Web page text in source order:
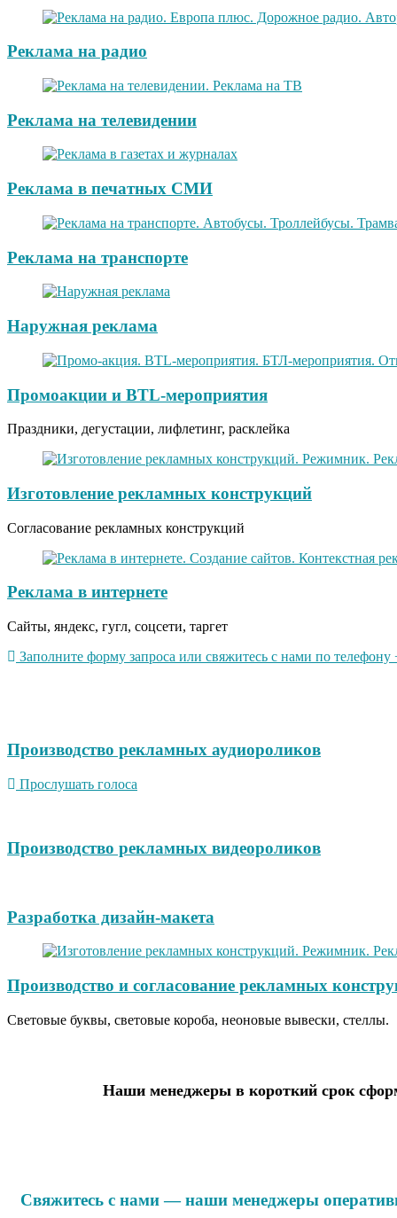
Реклама на радио
Реклама на телевидении
Реклама в печатных СМИ
Реклама на транспорте
Наружная реклама
Промоакции и BTL-мероприятия
Праздники, дегустации, лифлетинг, расклейка
Изготовление рекламных конструкций
Согласование рекламных конструкций
Реклама в интернете
Сайты, яндекс, гугл, соцсети, таргет
Заполните форму запроса или свяжитесь с нами по
Производство рекламных аудиороликов
Прослушать голоса
Производство рекламных видеороликов
Разработка дизайн-макета
Производство и согласование рекламных
Световые буквы, световые короба, неоновые вывески, стеллы.
Наши менеджеры в короткий срок
Свяжитесь с нами — наши менеджеры